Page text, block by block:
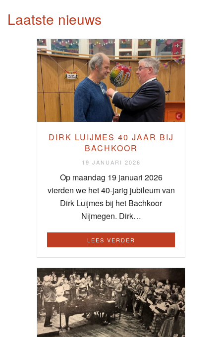
Laatste nieuws
DIRK LUIJMES 40 JAAR BIJ
BACHKOOR
19 JANUARI 2026
Op maandag 19 januari 2026
vierden we het 40-jarig jubileum van
Dirk Luijmes bij het Bachkoor
Nijmegen. Dirk…
LEES VERDER